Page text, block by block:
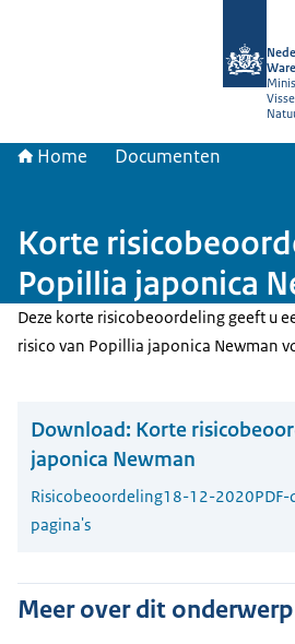
Home Documenten
Korte
Popillia japonica
Deze korte risicobeoordeling geeft u
risico van Popillia japonica Newman
Download: Korte
japonica Newman
Risicobeoordeling18-12-2020
pagina's
Meer over dit onderwerp